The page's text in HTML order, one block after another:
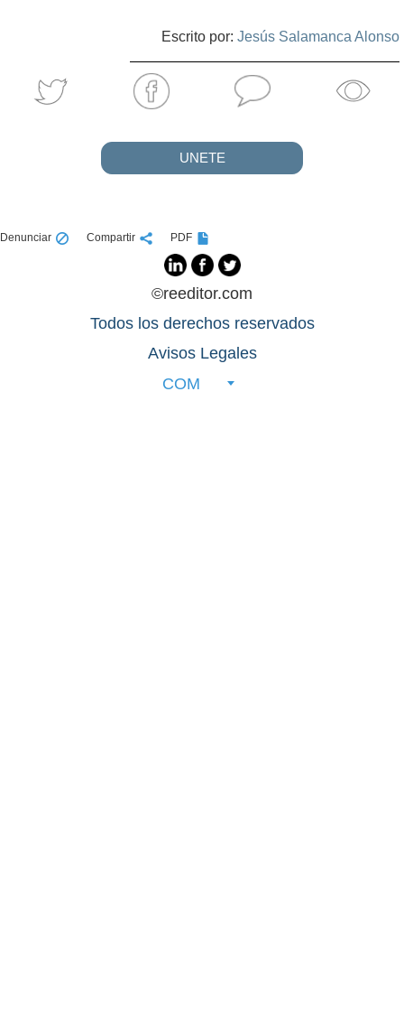
Escrito por: Jesús Salamanca Alonso
UNETE
Denunciar Compartir PDF
©reeditor.com
Todos los derechos reservados
Avisos Legales